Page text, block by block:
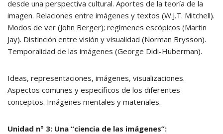
desde una perspectiva cultural. Aportes de la teoría de la
imagen. Relaciones entre imágenes y textos (W.J.T. Mitchell).
Modos de ver (John Berger); regímenes escópicos (Martin
Jay). Distinción entre visión y visualidad (Norman Brysson).
Temporalidad de las imágenes (George Didi-Huberman).
Ideas, representaciones, imágenes, visualizaciones.
Aspectos comunes y específicos de los diferentes
conceptos. Imágenes mentales y materiales.
Unidad n° 3: Una “ciencia de las imágenes”: